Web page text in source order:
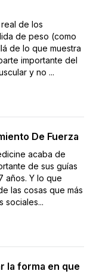
de los
de peso (como
de lo que muestra
importante del
y no ...
De Fuerza
acaba de
de sus guías
años. Y lo que
las cosas que más
sociales...
la forma en que